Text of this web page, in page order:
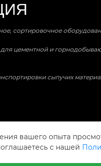
сортировочное
цементной и
сыпучих
вашего опыта
с нашей